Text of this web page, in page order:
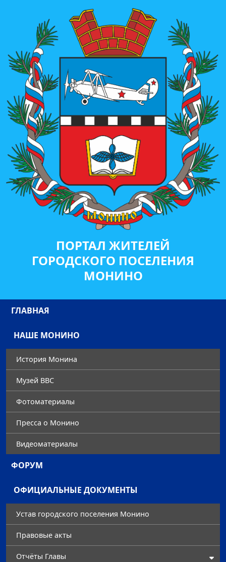
ПОРТАЛ ЖИТЕЛЕЙ
ГОРОДСКОГО ПОСЕЛЕНИЯ
МОНИНО
ГЛАВНАЯ
НАШЕ МОНИНО
История Монина
Музей ВВС
Фотоматериалы
Преccа о Монино
Видеоматериалы
ФОРУМ
ОФИЦИАЛЬНЫЕ ДОКУМЕНТЫ
Устав городского поселения Монино
Правовые акты
Отчёты Главы